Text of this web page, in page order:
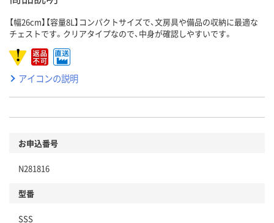
【幅26cm】【容量8L】コンパクトサイズで、文房具や備品の収納に最適な
チェストです。クリアタイプなので、中身が確認しやすいです。
アイコンの説明
お申込番号
N281816
型番
SSS